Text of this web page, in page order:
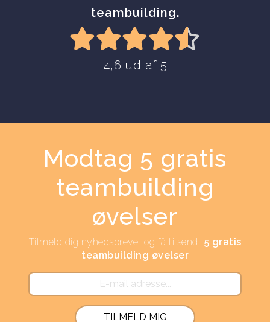
teambuilding.
4,6 ud af 5
Modtag 5 gratis
teambuilding
øvelser
Tilmeld dig nyhedsbrevet og få tilsendt 5 gratis
teambuilding øvelser